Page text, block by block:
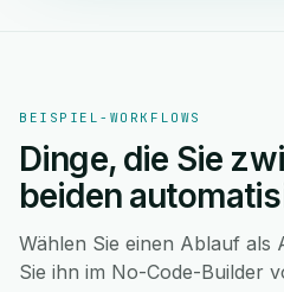
BEISPIEL-WORKFLOWS
Dinge, die Sie
beiden
Wählen Sie einen Ablauf als
Sie ihn im No-Code-Builder